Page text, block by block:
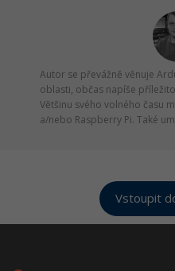
Autor se převážně věnuje
oblasti, občas napíše
Většinu svého volného času
a/nebo Raspberry Pi. Také
Vstoupit